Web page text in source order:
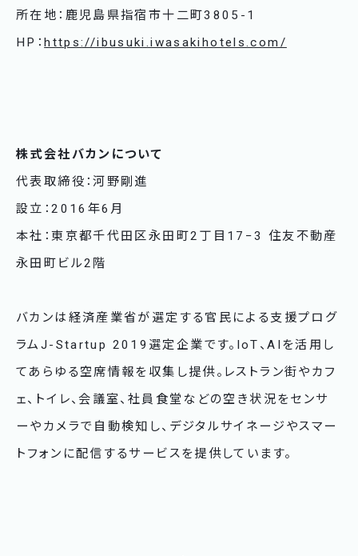
所在地：鹿児島県指宿市十二町3805-1
HP：https://ibusuki.iwasakihotels.com/
株式会社バカンについて
代表取締役：河野剛進
設立：2016年6月
本社：東京都千代田区永田町2丁目17−3 住友不動産
永田町ビル2階
バカンは経済産業省が選定する官民による支援プログ
ラムJ-Startup 2019選定企業です。IoT、AIを活用し
てあらゆる空席情報を収集し提供。レストラン街やカフ
ェ、トイレ、会議室、社員食堂などの空き状況をセンサ
ーやカメラで自動検知し、デジタルサイネージやスマー
トフォンに配信するサービスを提供しています。